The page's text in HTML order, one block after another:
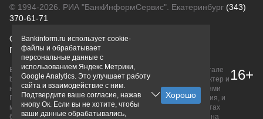
© 1994-2026. РИА "БанкИнформСервис". Екатеринбург (343)
370-61-71
О проектеПолитика конфиденциальности
Правовая информацияДля рекламодателей
Вся информация о продуктах банков, размещенная на портале
bankinform.ru, носит исключительно ознакомительный характер и
не является публичной офертой, определяемой положениями
ГК РФ. Информация не содержит точного и полного описания, и
может быть изменена. Конечные условия уточняйте на сайтах
банков или при личном обращении. Исключительное право на
16+
Bankinform.ru использует cookie-
файлы и обрабатывает
персональные данные с
использованием Яндекс Метрики,
Google Analytics. Это улучшает работу
сайта и взаимодействие с ним.
Подтвердите ваше согласие, нажав
кнопу Ок. Если вы не хотите, чтобы
ваши данные обрабатывались,